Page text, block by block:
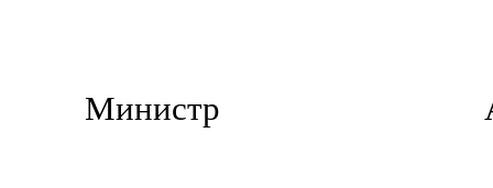
Министр